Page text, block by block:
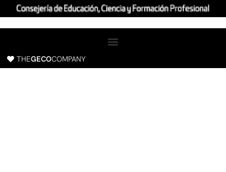
k
THEGECOCOMPANY